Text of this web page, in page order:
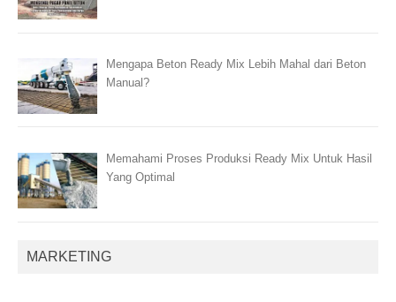
Mengapa Beton Ready Mix Lebih Mahal dari Beton
Manual?
Memahami Proses Produksi Ready Mix Untuk Hasil
Yang Optimal
MARKETING